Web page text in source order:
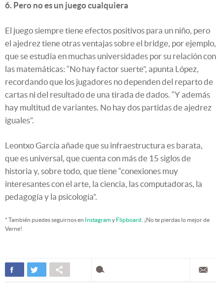
6. Pero no es un juego cualquiera
El juego siempre tiene efectos positivos para un niño, pero
el ajedrez tiene otras ventajas sobre el bridge, por ejemplo,
que se estudia en muchas universidades por su relación con
las matemáticas: “No hay factor suerte”, apunta López,
recordando que los jugadores no dependen del reparto de
cartas ni del resultado de una tirada de dados. “Y además
hay multitud de variantes. No hay dos partidas de ajedrez
iguales”.
Leontxo García añade que su infraestructura es barata,
que es universal, que cuenta con más de 15 siglos de
historia y, sobre todo, que tiene “conexiones muy
interesantes con el arte, la ciencia, las computadoras, la
pedagogía y la psicología”.
* También puedes seguirnos en Instagramy Flipboard . ¡No te pierdas lo mejor de
Verne!